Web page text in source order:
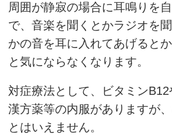
周囲が静寂の場合に耳鳴りを
で、音楽を聞くとかラジオを
かの音を耳に入れてあげると
と気にならなくなります。
対症療法として、ビタミンB12
漢方薬等の内服がありますが
とはいえません。